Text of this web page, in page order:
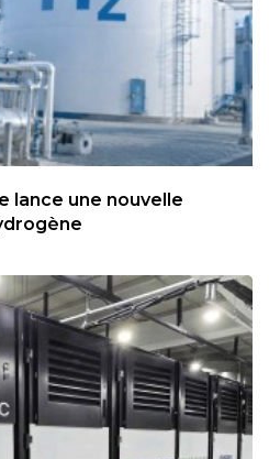
lance une nouvelle